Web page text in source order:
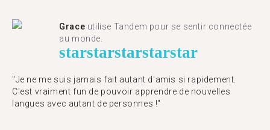
Grace utilise Tandem pour se sentir connectée
au monde.
starstarstarstarstar
"Je ne me suis jamais fait autant d'amis si rapidement.
C'est vraiment fun de pouvoir apprendre de nouvelles
langues avec autant de personnes !"